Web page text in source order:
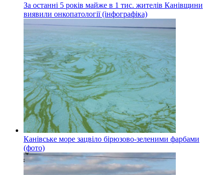
За останні 5 років майже в 1 тис. жителів Канівщини
виявили онкопатології (інфографіка)
Канівське море зацвіло бірюзово-зеленими фарбами
(фото)